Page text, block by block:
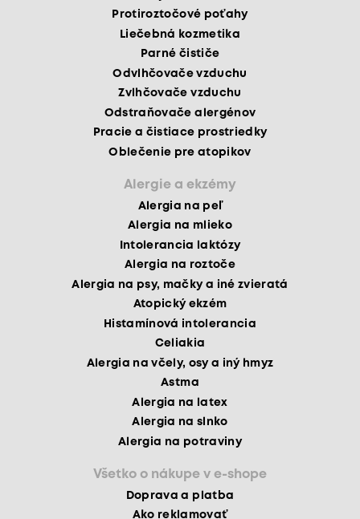
Liečebná kozmetika
Parné čističe
Odvlhčovače vzduchu
Zvlhčovače vzduchu
Odstraňovače alergénov
Pracie a čistiace prostriedky
Oblečenie pre atopikov
Alergia na peľ
Alergia na mlieko
Intolerancia laktózy
Alergia na roztoče
Alergia na psy, mačky a iné zvieratá
Atopický ekzém
Histamínová intolerancia
Celiakia
Alergia na včely, osy a iný hmyz
Astma
Alergia na latex
Alergia na slnko
Alergia na potraviny
Doprava a platba
Ako reklamovať
Ako odstupovať od zmluvy